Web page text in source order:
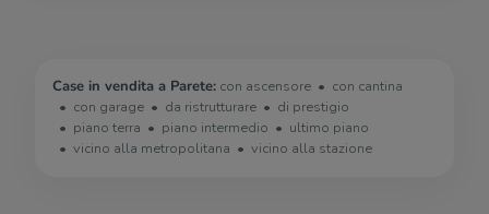
Case in vendita a Parete: con ascensore
con cantina
con garage
da ristrutturare
di prestigio
piano terra
piano intermedio
ultimo piano
vicino alla metropolitana
vicino alla stazione